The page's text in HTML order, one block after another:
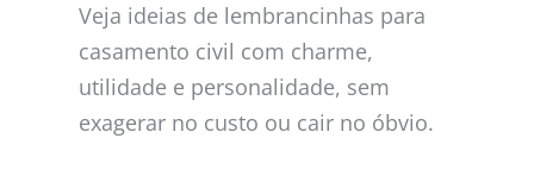
Veja ideias de lembrancinhas para
casamento civil com charme,
utilidade e personalidade, sem
exagerar no custo ou cair no óbvio.